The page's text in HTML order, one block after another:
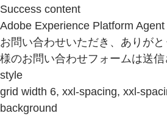
Success content
Adobe Experience Platform
お問い合わせいただき、ありが
様のお問い合わせフォームは送信
style
grid width 6, xxl-spacing, xxl-
background